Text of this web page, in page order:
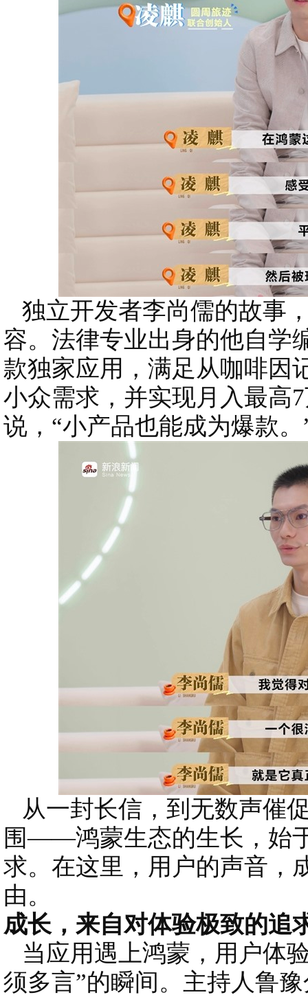
独立开发者李尚儒的故事
容。法律专业出身的他自学
款独家应用，满足从咖啡因
小众需求，并实现月入最高
说，“小产品也能成为爆款。
从一封长信，到无数声催
围——鸿蒙生态的生长，始
求。在这里，用户的声音，
由。
成长，来自对体验极致的追
当应用遇上鸿蒙，用户体
须多言”的瞬间。主持人鲁